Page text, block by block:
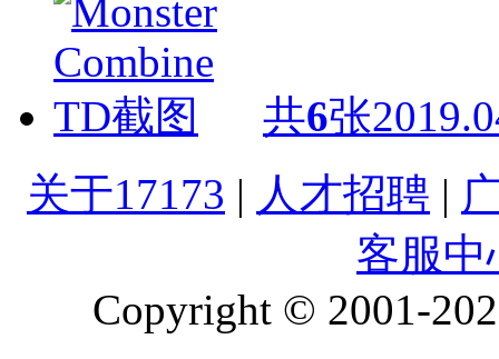
共6张
关于17173 | 人才招聘 |
客服中
Copyright © 2001-